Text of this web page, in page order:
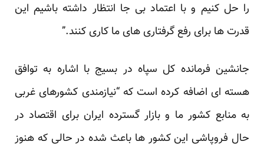
را حل کنیم و با اعتماد بی جا انتظار داشته باشیم این
قدرت ها برای رفع گرفتاری های ما کاری کنند.”
جانشین فرمانده کل سپاه در بسیج با اشاره به توافق
هسته ای اضافه کرده است که “نیازمندی کشورهای غربی
به منابع کشور ما و بازار گسترده ایران برای اقتصاد در
حال فروپاشی این کشور ها باعث شده در حالی که هنوز